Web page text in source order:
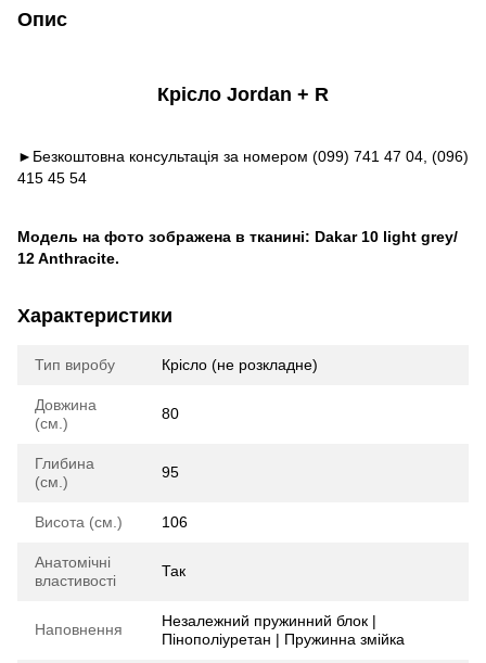
Опис
Крісло Jordan + R
►Безкоштовна консультація за номером (099) 741 47 04, (096)
415 45 54
Модель на фото зображена в тканині: Dakar 10 light grey/
12 Anthracite.
Характеристики
Тип виробу Крісло (не розкладне)
Довжина
(см.)
80
Глибина
(см.)
95
Висота (см.) 106
Анатомічні
властивості
Так
Наповнення
Незалежний пружинний блок |
Пінополіуретан | Пружинна змійка